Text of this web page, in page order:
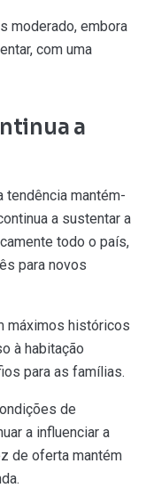
moderado, embora
com uma
a
tendência mantém-
a sustentar a
todo o país,
para novos
máximos históricos
à habitação
para as famílias.
de
a influenciar a
de oferta mantém